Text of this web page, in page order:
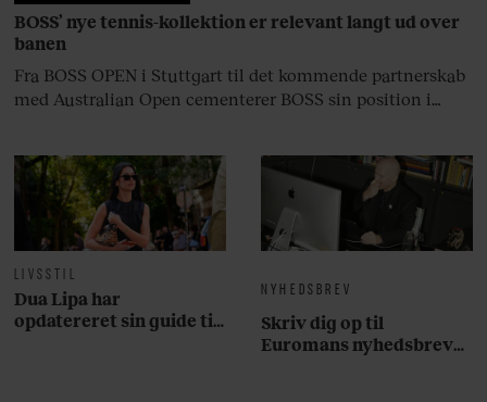
LIVSSTIL
Dua Lipa har
opdatereret sin guide til
NYHEDSBREV
Skriv dig op til
Euromans nyhedsbrev
BOSS’ nye tennis-kollektion er relevant langt ud over
banen
Fra BOSS OPEN i Stuttgart til det kommende partnerskab
med Australian Open cementerer BOSS sin position i